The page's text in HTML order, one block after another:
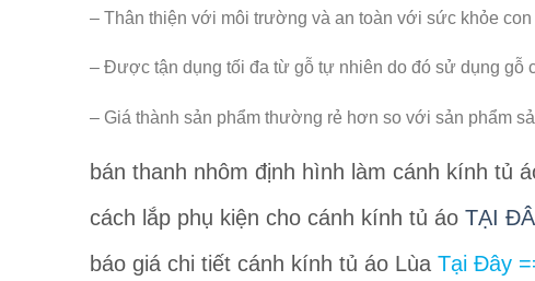
– Thân thiện với môi trường và an toàn với sức khỏe
– Được tận dụng tối đa từ gỗ tự nhiên do đó sử dụng gỗ
– Giá thành sản phẩm thường rẻ hơn so với sản phẩm
bán thanh nhôm định hình làm cánh kính tủ
cách lắp phụ kiện cho cánh kính tủ áo TẠI
báo giá chi tiết cánh kính tủ áo Lùa Tại Đây